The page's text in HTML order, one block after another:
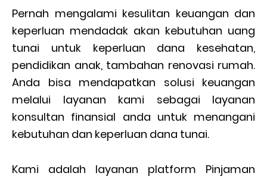
Pernah mengalami kesulitan keuangan dan
keperluan mendadak akan kebutuhan uang
tunai untuk keperluan dana kesehatan,
pendidikan anak, tambahan renovasi rumah.
Anda bisa mendapatkan solusi keuangan
melalui layanan kami sebagai layanan
konsultan finansial anda untuk menangani
kebutuhan dan keperluan dana tunai.
Kami adalah layanan platform Pinjaman